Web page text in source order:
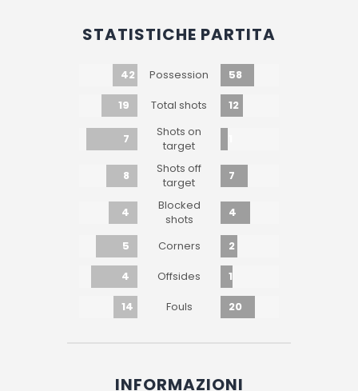
STATISTICHE PARTITA
42 Possession
58
19
Total shots 12
7
Shots on
target
8
Shots off
target
7
4
Blocked
shots
4
5 Corners
2
4
Offsides
1
14
Fouls 20
INFORMAZIONI